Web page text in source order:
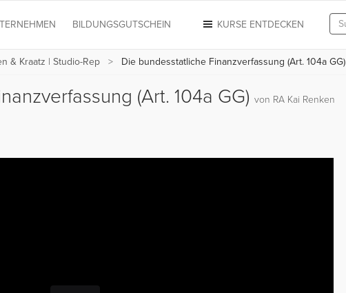
KURSE ENTDECKEN
BILDUNGSGUTSCHEIN
& Kraatz | Studio-Rep Die bundesstatliche Finanzverfassung (Art. 104a GG)
(Art. 104a GG) von RA Kai Renken